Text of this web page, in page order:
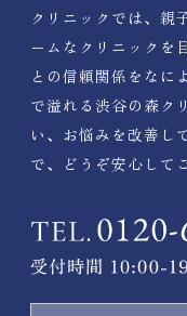
クリニックでは、親
ームなクリニックを
との信頼関係をなに
で溢れる渋谷の森ク
い、お悩みを改善し
で、どうぞ安心して